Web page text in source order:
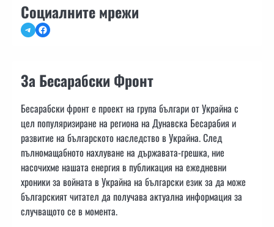
Социалните мрежи
TelegramFacebook
За Бесарабски Фронт
Бесарабски фронт е проект на група българи от Украйна с
цел популяризиране на региона на Дунавска Бесарабия и
развитие на българското наследство в Украйна. След
пълномащабното нахлуване на държавата-грешка, ние
насочихме нашата енергия в публикация на ежедневни
хроники за войната в Украйна на български език за да може
българският читател да получава актуална информация за
случващото се в момента.